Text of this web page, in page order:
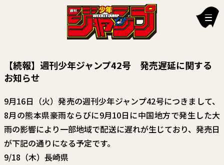
編集部からのお知らせ
お知らせ
連載作品
雑誌
【続報】週刊少年ジャンプ42号 発売遅延に関する
お知らせ
9月16日（火）発売の週刊少年ジャンプ42号につきまして、
8月の熊本県豪雨ならびに9月10日に中国地方で発生した大
雨の影響により一部地域で配送に遅れが生じており、発売日
が下記の通りになる予定です。
9/18（木）長崎県